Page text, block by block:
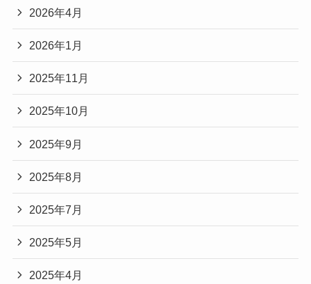
2026年4月
2026年1月
2025年11月
2025年10月
2025年9月
2025年8月
2025年7月
2025年5月
2025年4月